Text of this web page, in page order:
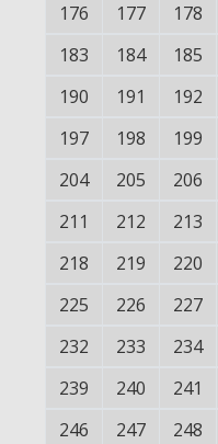
176
177 178
183
184 185
190
191 192
197
198 199
204
205 206
211
212 213
218
219 220
225
226 227
232
233 234
239
240 241
246
247 248